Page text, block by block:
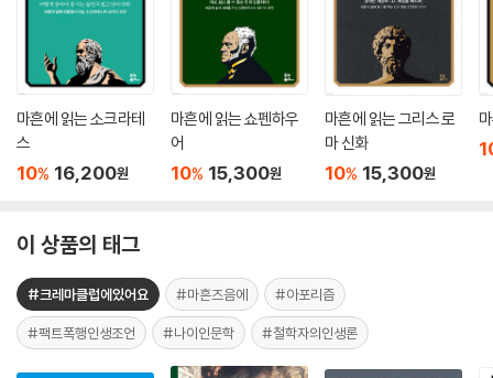
마흔에 읽는 소크라테
스
10% 16,200원
마흔에 읽는 쇼펜하우
어
10% 15,300원
마흔에 읽는 그리스 로
마 신화
10% 15,300원
이 상품의 태그
#크레마클럽에있어요 #마흔즈음에 #아포리즘
#팩트폭행인생조언 #나이인문학 #철학자의인생론